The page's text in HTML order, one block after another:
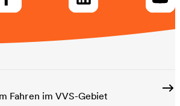
Fahren im VVS-Gebiet